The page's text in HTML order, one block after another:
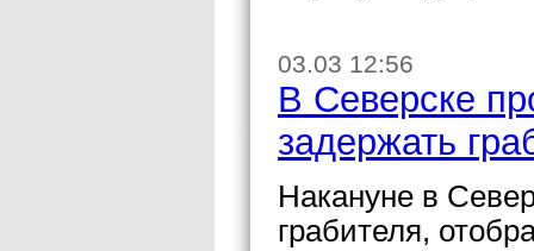
03.03 12:56
В Северске
задержать
Накануне в
грабителя,